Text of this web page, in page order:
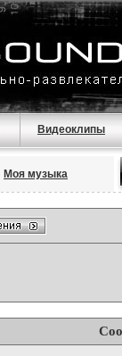
Видеоклипы
Моя музыка